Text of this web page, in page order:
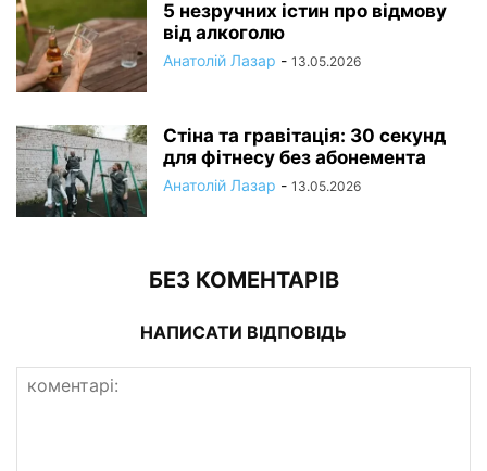
5 незручних істин про відмову
від алкоголю
Анатолій Лазар - 13.05.2026
Стіна та гравітація: 30 секунд
для фітнесу без абонемента
Анатолій Лазар - 13.05.2026
БЕЗ КОМЕНТАРІВ
НАПИСАТИ ВІДПОВІДЬ